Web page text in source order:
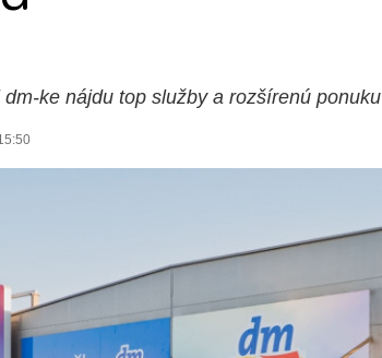
ke nájdu top služby a rozšírenú ponuku